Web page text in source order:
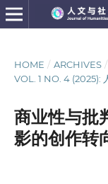
HOME / ARCHIVES /
VOL. 1 NO. 4 (2025):
商业性与批
影的创作转